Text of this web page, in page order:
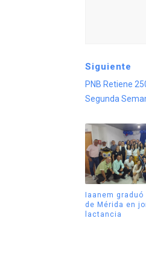
Siguiente
PNB Retiene
Segunda
Iaanem graduó
de Mérida en
lactancia